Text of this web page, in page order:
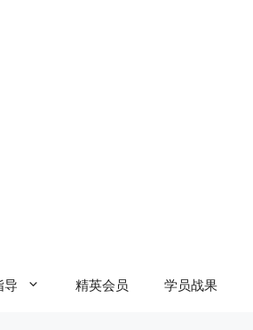
导 精英会员 学员战果